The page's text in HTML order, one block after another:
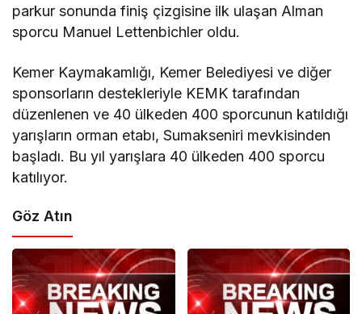
parkur sonunda finiş çizgisine ilk ulaşan Alman
sporcu Manuel Lettenbichler oldu.
Kemer Kaymakamlığı, Kemer Belediyesi ve diğer
sponsorların destekleriyle KEMK tarafından
düzenlenen ve 40 ülkeden 400 sporcunun katıldığı
yarışların orman etabı, Sumakseniri mevkisinden
başladı. Bu yıl yarışlara 40 ülkeden 400 sporcu
katılıyor.
Göz Atın